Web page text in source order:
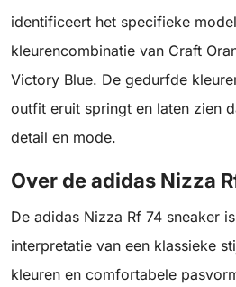
identificeert het specifieke
kleurencombinatie van Craft
Victory Blue. De gedurfde
outfit eruit springt en laten zien
detail en mode.
Over de adidas Nizza
De adidas Nizza Rf 74 sneaker
interpretatie van een klassieke
kleuren en comfortabele